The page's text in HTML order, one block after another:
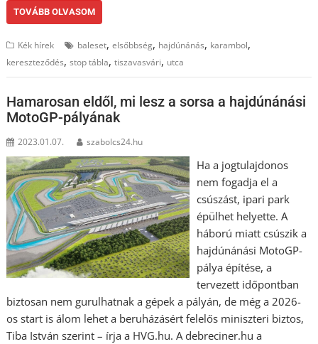
TOVÁBB OLVASOM
Kék hírek baleset,elsőbbség, hajdúnánás, karambol,
kereszteződés,stop tábla,tiszavasvári, utca
Hamarosan eldől, mi lesz a sorsa a hajdúnánási
MotoGP-pályának
2023.01.07. szabolcs24.hu
Ha a jogtulajdonos
nem fogadja el a
csúszást, ipari park
épülhet helyette. A
háború miatt csúszik a
hajdúnánási MotoGP-
pálya építése, a
tervezett időpontban
biztosan nem gurulhatnak a gépek a pályán, de még a 2026-
os start is álom lehet a beruházásért felelős miniszteri biztos,
Tiba István szerint – írja a HVG.hu. A debreciner.hu a